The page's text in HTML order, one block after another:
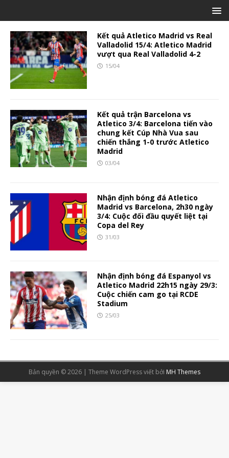
Kết quả Atletico Madrid vs Real
Valladolid 15/4: Atletico Madrid
vượt qua Real Valladolid 4-2
15/04
Kết quả trận Barcelona vs
Atletico 3/4: Barcelona tiến vào
chung kết Cúp Nhà Vua sau
chiến thắng 1-0 trước Atletico
Madrid
03/04
Nhận định bóng đá Atletico
Madrid vs Barcelona, 2h30 ngày
3/4: Cuộc đối đầu quyết liệt tại
Copa del Rey
31/03
Nhận định bóng đá Espanyol vs
Atletico Madrid 22h15 ngày 29/3:
Cuộc chiến cam go tại RCDE
Stadium
25/03
Bản quyền © 2026 | Theme WordPress viết bởi MH Themes